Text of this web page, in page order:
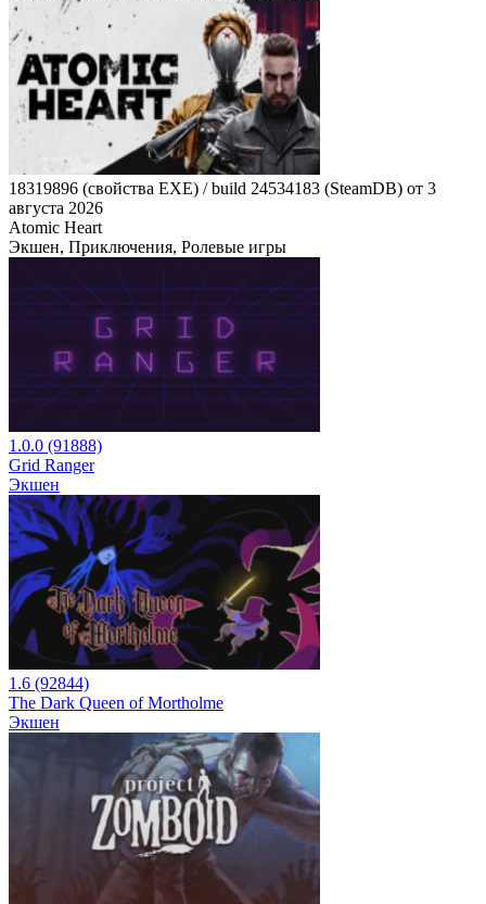
18319896 (свойства EXE) / build 24534183 (SteamDB) от 3
августа 2026
Atomic Heart
Экшен, Приключения, Ролевые игры
1.0.0 (91888)
Grid Ranger
Экшен
1.6 (92844)
The Dark Queen of Mortholme
Экшен